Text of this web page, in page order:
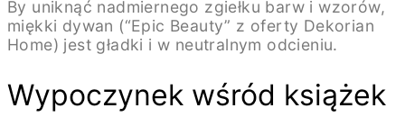
By uniknąć nadmiernego zgiełku barw i wzorów,
miękki dywan (“Epic Beauty” z oferty Dekorian
Home) jest gładki i w neutralnym odcieniu.
Wypoczynek wśród książek